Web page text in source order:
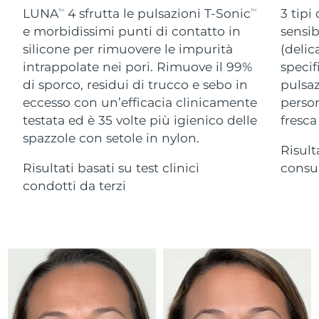
LUNATM 4 sfrutta le pulsazioni T-SonicTM
e morbidissimi punti di contatto in
silicone per rimuovere le impurità
intrappolate nei pori. Rimuove il 99%
di sporco, residui di trucco e sebo in
eccesso con un’efficacia clinicamente
testata ed è 35 volte più igienico delle
spazzole con setole in nylon.
Risultati basati su test clinici
condotti da terzi
3 tipi
For healthy hair
18% PAP
Cosmetici Uomini
Vedi tutto
APP FOREO
Israele Consegna stimata 8/13/26
Italia Consegna stimata 8/9/26
Giappone Consegna stimata 8/12/26
Jersey Consegna stimata 8/14/26
8/11/26
Kuwait
Libano Consegna stimata8/10/26
Lituania Consegna stimata 8/9/26